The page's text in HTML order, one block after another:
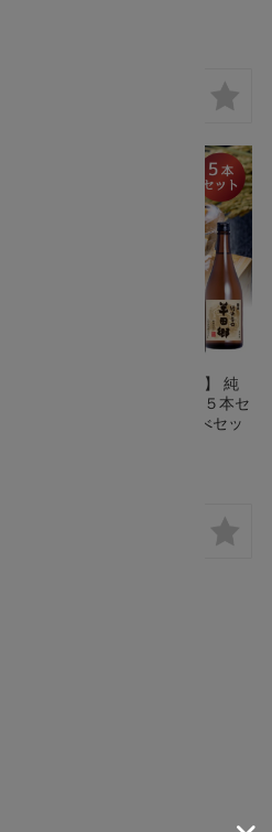
【送料無料】【蔵元直送】 純
米大吟醸、純米吟醸 計５本セ
ット 愛知の地酒 飲み比べセッ